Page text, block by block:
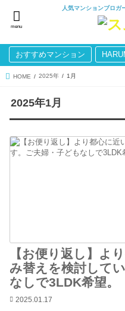
人気マンションブロガ
menu
おすすめマンション
HOME 2025年 1月
2025年1月
【お便り返し】よ
み替えを検討して
なしで3LDK希望。
2025.01.17